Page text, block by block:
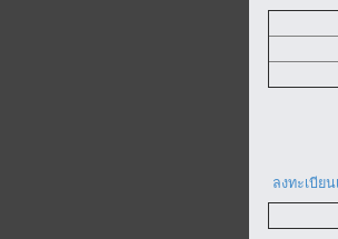
ลงทะเบีย